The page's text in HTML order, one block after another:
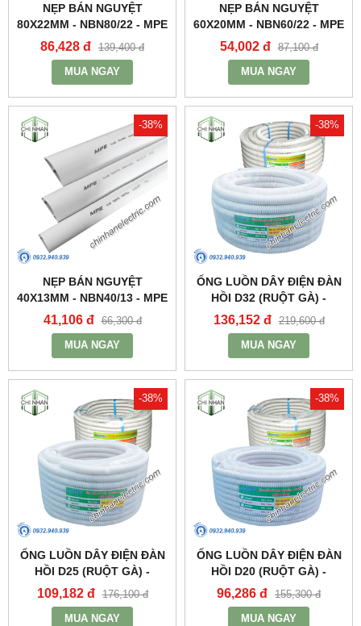
NẸP BÁN NGUYỆT
80X22MM - NBN80/22 - MPE
86,428 đ 139,400 đ
MUA NGAY
NẸP BÁN NGUYỆT
60X20MM - NBN60/22 - MPE
54,002 đ 87,100 đ
MUA NGAY
-38%
NẸP BÁN NGUYỆT
40X13MM - NBN40/13 - MPE
41,106 đ 66,300 đ
MUA NGAY
-38%
ỐNG LUỒN DÂY ĐIỆN ĐÀN
HỒI D32 (RUỘT GÀ) -
A9032CT - MPE
136,152 đ 219,600 đ
MUA NGAY
-38%
ỐNG LUỒN DÂY ĐIỆN ĐÀN
HỒI D25 (RUỘT GÀ) -
A9025CT - MPE
109,182 đ 176,100 đ
MUA NGAY
-38%
ỐNG LUỒN DÂY ĐIỆN ĐÀN
HỒI D20 (RUỘT GÀ) -
A9020CT - MPE
96,286 đ 155,300 đ
MUA NGAY